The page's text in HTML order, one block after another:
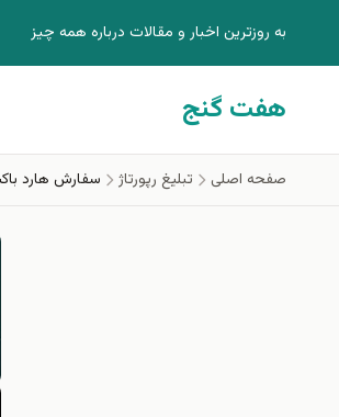
به روزترين اخبار و مقالات درباره همه چيز
هفت گنج
صفحه اصلی تبلیغ رپورتاژ سفارش هارد